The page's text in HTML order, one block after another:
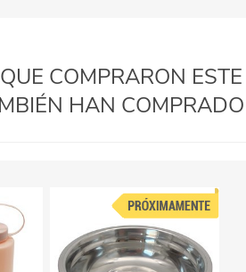
COMPRARON ESTE
HAN COMPRADO